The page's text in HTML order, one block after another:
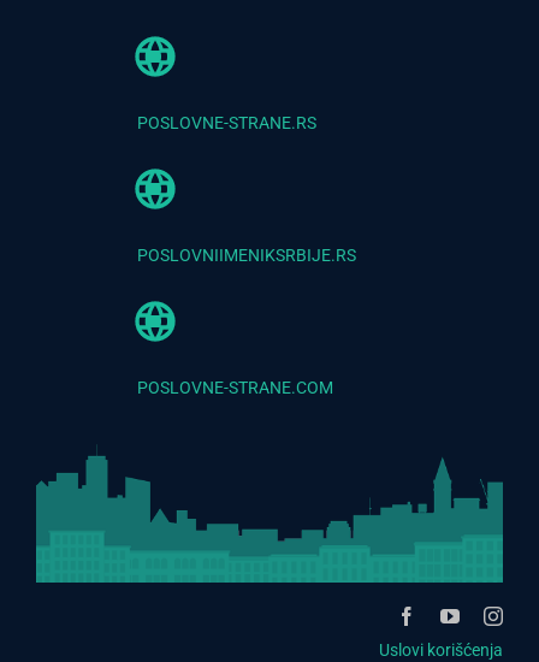
POSLOVNE-STRANE.RS
POSLOVNIIMENIKSRBIJE.RS
POSLOVNE-STRANE.COM
Uslovi korišćenja